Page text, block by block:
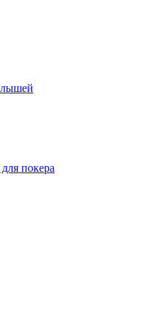
покера